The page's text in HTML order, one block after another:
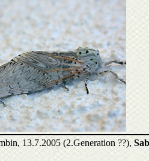
13.7.2005 (2.Generation ??),